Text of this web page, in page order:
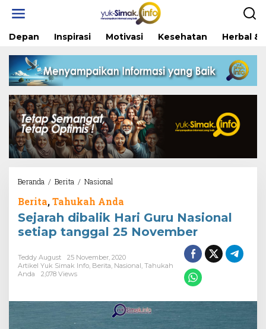
Depan Inspirasi Motivasi Kesehatan Herbal &
Beranda / Berita / Nasional
Hari
Guru
Nasional
setiap
25
November
Berita,Tahukah Anda
Sejarah dibalik Hari Guru Nasional
setiap tanggal 25 November
Teddy August
25 November, 2020
Artikel Yuk Simak Info, Berita, Nasional, Tahukah
Anda
2,078 Views